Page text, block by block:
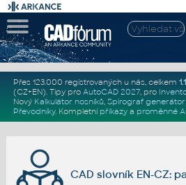
Přes 123.000 registrovaných u nás, celkem
(CZ+EN). Tipy pro AutoCAD 2027, pro
Nový Kalkulátor nosníků, Spirograf generátor
Převodníky. Kompletní příkazya proměnné
CAD slovník EN-CZ: